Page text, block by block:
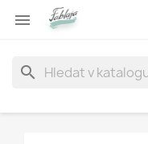

search